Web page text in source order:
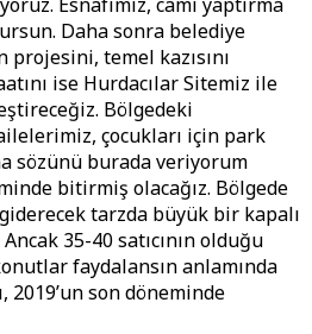
Daha sonra belediye
temel kazısını
ise Hurdacılar Sitemiz ile
Bölgedeki
çocukları için park
sözünü burada veriyorum
bitirmiş olacağız. Bölgede
tarzda büyük bir kapalı
35-40 satıcının olduğu
faydalansın anlamında
2019’un son döneminde